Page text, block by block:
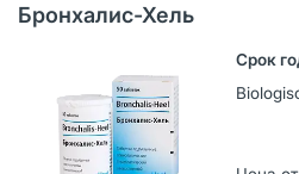
Бронхалис-Хель